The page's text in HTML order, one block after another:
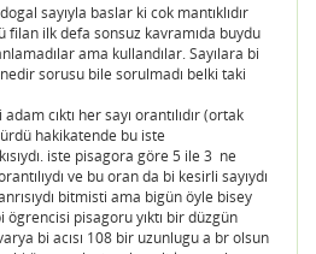
sayıyla baslar ki cok mantıklıdır
filan ilk defa sonsuz kavramıda buydu
ama kullandılar. Sayılara bi
sorusu bile sorulmadı belki taki
cıktı her sayı orantılıdır (ortak
hakikatende bu iste
iste pisagora göre 5 ile 3 ne
ve bu oran da bi kesirli sayıydı
bitmisti ama bigün öyle bisey
ögrencisi pisagoru yıktı bir düzgün
bi acısı 108 bir uzunlugu a br olsun